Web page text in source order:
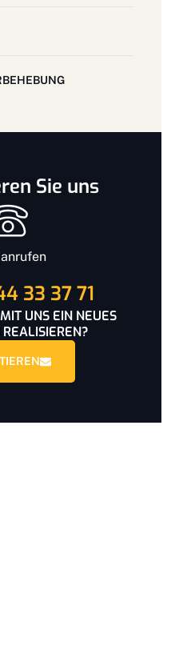
Sie uns
33 37 71
UNS EIN NEUES
REALISIEREN?